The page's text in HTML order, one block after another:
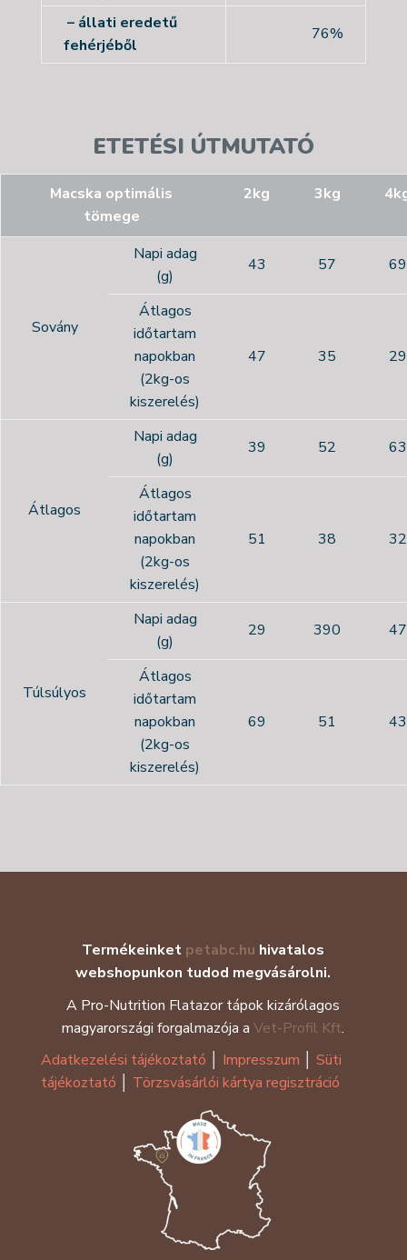
– állati eredetű
fehérjéből
76%
ETETÉSI ÚTMUTATÓ
Macska optimális
tömege
2kg 3kg
Sovány
Napi adag
(g)
43 57 69
Átlagos
időtartam
napokban
(2kg-os
kiszerelés)
47 35 29
Átlagos
Napi adag
(g)
39 52 63
Átlagos
időtartam
napokban
(2kg-os
kiszerelés)
51 38 32
Túlsúlyos
Napi adag
(g)
29 390 47
Átlagos
időtartam
napokban
(2kg-os
kiszerelés)
69 51 43
Termékeinket petabc.hu hivatalos
webshopunkon tudod megvásárolni.
A Pro-Nutrition Flatazor tápok kizárólagos
magyarországi forgalmazója aVet-Profil Kft.
Adatkezelési tájékoztató
Impresszum
Süti
tájékoztató
Törzsvásárlói kártya regisztráció